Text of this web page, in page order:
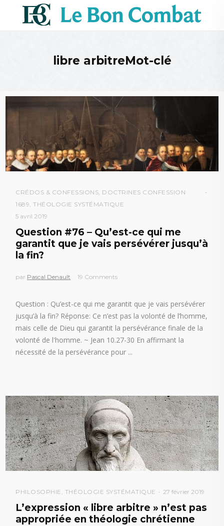
libre arbitreMot-clé
CRÉDOS & CONFESSIONS, DOCTRINES CONFESSION
1689,THÉOLOGIE SYSTÉMATIQUE
5 avril 2019
Question #76 – Qu’est-ce qui me
garantit que je vais persévérer jusqu’à
la fin?
par Pascal Denault 19 Comments
Question : Qu’est-ce qui me garantit que je vais persévérer
jusqu’à la fin? Réponse: Ce n’est pas la volonté de l’homme,
mais celle de Dieu qui garantit la persévérance finale de la
volonté de l'homme. ~ Jean 10.27-30 En affirmant la
nécessité de la persévérance pour
PHILOSOPHIE , THÉOLOGIE SYSTÉMATIQUE 27 février 2019
L’expression « libre arbitre » n’est pas
appropriée en théologie chrétienne